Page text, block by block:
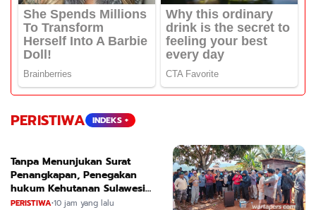
PERISTIWA INDEKS +
Tanpa Menunjukan Surat
Penangkapan, Penegakan
hukum Kehutanan Sulawesi
Selatan Culik Petani Ladah Di
PERISTIWA•10 jam yang lalu